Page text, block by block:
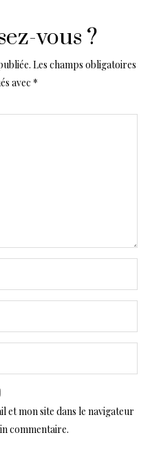
vous ?
Les champs obligatoires
avec *
mon site dans le navigateur
commentaire.